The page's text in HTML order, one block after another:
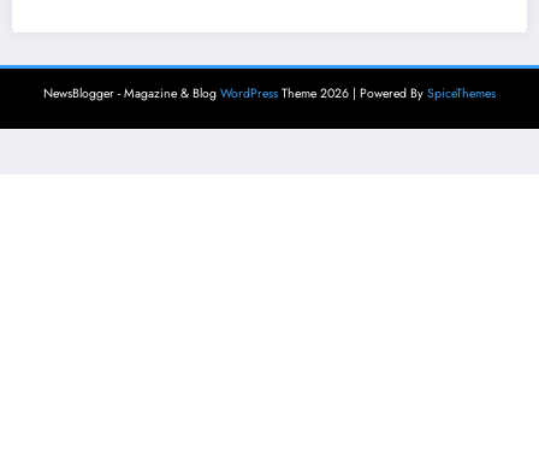
NewsBlogger - Magazine & Blog WordPress Theme 2026 | Powered By SpiceThemes